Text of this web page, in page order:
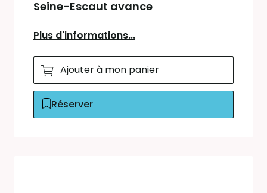
Seine-Escaut avance
Plus d'informations...
Ajouter à mon panier
Réserver